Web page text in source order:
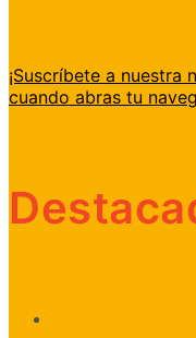
¡Suscríbete a nuestra
cuando abras tu